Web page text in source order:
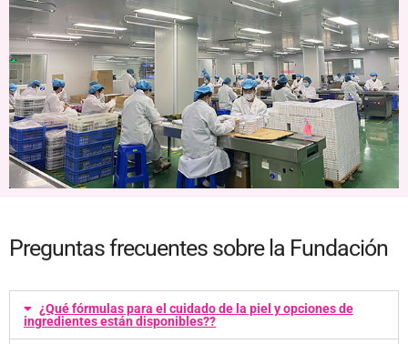
Preguntas frecuentes sobre la Fundación
¿Qué fórmulas para el cuidado de la piel y opciones de
ingredientes están disponibles??